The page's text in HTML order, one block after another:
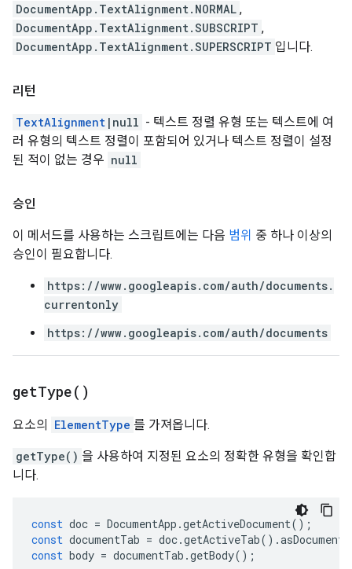
DocumentApp.TextAlignment.NORMAL ,
DocumentApp.TextAlignment.SUBSCRIPT ,
DocumentApp.TextAlignment.SUPERSCRIPT 입니다.
리턴
TextAlignment |null - 텍스트 정렬 유형 또는 텍스트에 여
러 유형의 텍스트 정렬이 포함되어 있거나 텍스트 정렬이 설정
된 적이 없는 경우 null
승인
이 메서드를 사용하는 스크립트에는 다음 범위 중 하나 이상의
승인이 필요합니다.
https://www.googleapis.com/auth/documents.
currentonly
https://www.googleapis.com/auth/documents
getType( )
요소의 ElementType 를 가져옵니다.
getType() 을 사용하여 지정된 요소의 정확한 유형을 확인합
니다.
const doc = DocumentApp .getActiveDocument();
const documentTab = doc.getActiveTab().
const body = documentTab .getBody();